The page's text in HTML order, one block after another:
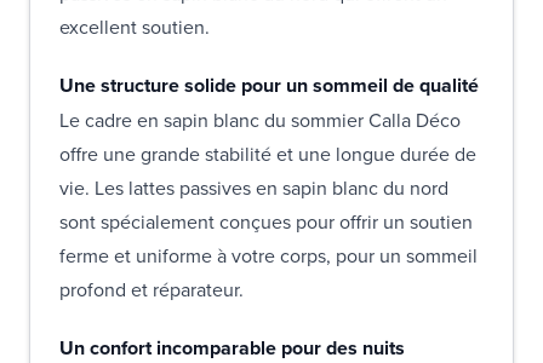
excellent soutien.
Une structure solide pour un sommeil de qualité
Le cadre en sapin blanc du sommier Calla Déco
offre une grande stabilité et une longue durée de
vie. Les lattes passives en sapin blanc du nord
sont spécialement conçues pour offrir un soutien
ferme et uniforme à votre corps, pour un sommeil
profond et réparateur.
Un confort incomparable pour des nuits